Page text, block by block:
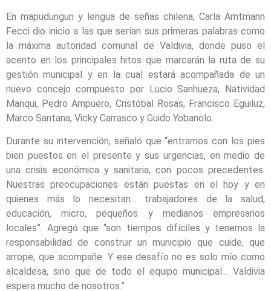
En mapudungun y lengua de señas chilena, Carla Amtmann
Fecci dio inicio a las que serían sus primeras palabras como
la máxima autoridad comunal de Valdivia, donde puso el
acento en los principales hitos que marcarán la ruta de su
gestión municipal y en la cual estará acompañada de un
nuevo concejo compuesto por Lucio Sanhueza, Natividad
Manqui, Pedro Ampuero, Cristóbal Rosas, Francisco Eguiluz,
Marco Santana, Vicky Carrasco y Guido Yobanolo.
Durante su intervención, señaló que “entramos con los pies
bien puestos en el presente y sus urgencias, en medio de
una crisis económica y sanitaria, con pocos precedentes.
Nuestras preocupaciones están puestas en el hoy y en
quienes más lo necesitan… trabajadores de la salud,
educación, micro, pequeños y medianos empresarios
locales”. Agregó que “son tiempos difíciles y tenemos la
responsabilidad de construir un municipio que cuide, que
arrope, que acompañe. Y ese desafío no es solo mío como
alcaldesa, sino que de todo el equipo municipal… Valdivia
espera mucho de nosotros.”